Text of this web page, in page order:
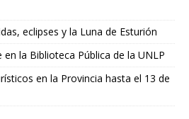
eclipses y la Luna de Esturión
la Biblioteca Pública de la UNLP
en la Provincia hasta el 13 de